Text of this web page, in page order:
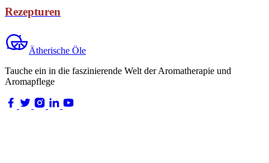
Rezepturen
Ätherische Öle
Tauche ein in die faszinierende Welt der Aromatherapie und
Aromapflege